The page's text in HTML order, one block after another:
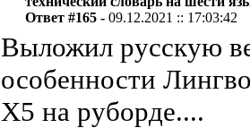
Ответ #165 -09.12.2021 :: 17:03:42
Выложил русскую
особенности
X5 на руборде....